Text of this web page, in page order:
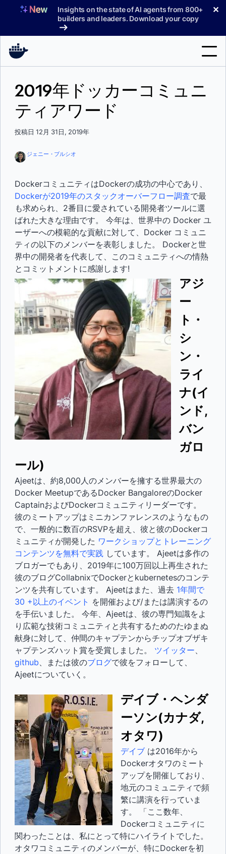
へ
Insights on the state of AI agents from 800+
builders and leaders. Download your copy
✕
ドキュメント
索
サインイン
2019年ドッカーコミュニ
ティアワード
投稿日 12月 31日, 2019年
ジェニー・ブルシオ
DockerコミュニティはDockerの成功の中心であり、
Dockerが2019年のスタックオーバーフロー調査で最
も求められ、2番目に愛されている開発者ツールに選
ばれた大きな理由です。 今年は、世界中の Docker ユ
ーザーへの模範的な貢献に対して、Docker コミュニ
ティの以下のメンバーを表彰しました。 Dockerと世
界中の開発者を代表して、このコミュニティへの情熱
とコミットメントに感謝します!
アジ
ー
ト・
シ
ン・
ライ
ナ(イ
ンド,
バン
ガロ
ール)
Ajeetは、約8,000人のメンバーを擁する世界最大の
Docker MeetupであるDocker BangaloreのDocker
CaptainおよびDockerコミュニティリーダーです。
彼のミートアップはミニカンファレンスのようなもの
で、一般的に数百のRSVPを超え、彼と彼のDockerコ
ミュニティが開発した ワークショップとトレーニング
コンテンツを無料で実践 しています。 Ajeetは多作の
ブロガーでもあり、2019年に100万回以上再生された
彼のブログCollabnixでDockerとkubernetesのコンテ
ンツを共有しています。 Ajeetはまた、過去 1年間で
30 +以上のイベント を開催および/または講演するの
を手伝いました。 今年、Ajeetは、彼の専門知識をよ
り広範な技術コミュニティと共有するためのたゆまぬ
献身に対して、仲間のキャプテンからチップオブザキ
ャプテンズハット賞を受賞しました。 ツイッター、
github、または彼のブログで彼をフォローして、
Ajeetについていく。
デイブ・ヘンダ
ーソン(カナダ,
オタワ)
デイブ は2016年から
Dockerオタワのミート
アップを開催しており、
地元のコミュニティで頻
繁に講演を行っていま
す。 「ここ数年、
Dockerコミュニティに
関わったことは、私にとって特にハイライトでした。
オタワコミュニティのメンバーが、特にDockerを初